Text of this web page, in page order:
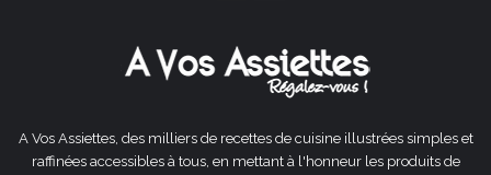
A Vos Assiettes, des milliers de recettes de cuisine illustrées simples et
raffinées accessibles à tous, en mettant à l'honneur les produits de